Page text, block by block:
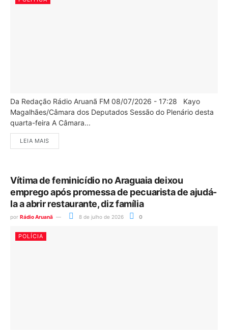
Da Redação Rádio Aruanã FM 08/07/2026 - 17:28 Kayo
Magalhães/Câmara dos Deputados Sessão do Plenário desta
quarta-feira A Câmara...
LEIA MAIS
Vítima de feminicídio no Araguaia deixou
emprego após promessa de pecuarista de ajudá-
la a abrir restaurante, diz família
por Rádio Aruanã 8 de julho de 2026 0
POLÍCIA